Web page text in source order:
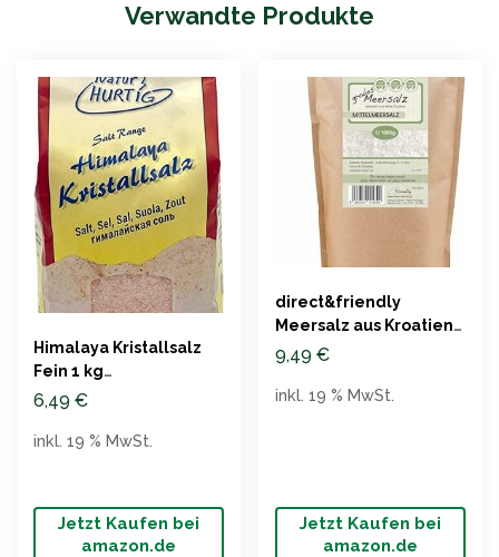
Verwandte Produkte
Himalaya Kristallsalz
Fein 1 kg
Naturbelassen
6,49 €
Jetzt Kaufen bei
amazon.de
inkl. 19 % MwSt.
‎direct&friendly
Meersalz aus Kroatien
für Salzmühle, 1kg
9,49 €
Jetzt Kaufen bei
amazon.de
inkl. 19 % MwSt.